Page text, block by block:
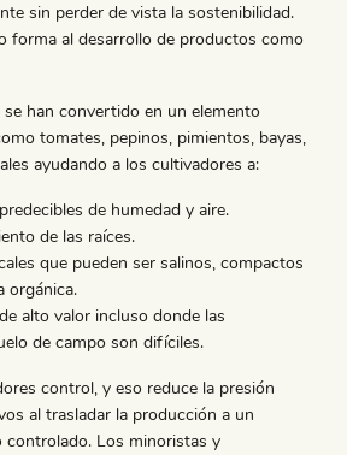
sin perder de vista la sostenibilidad.
forma al desarrollo de productos como
han convertido en un elemento
tomates, pepinos, pimientos, bayas,
ayudando a los cultivadores a:
de humedad y aire.
de las raíces.
que pueden ser salinos, compactos
orgánica.
alto valor incluso donde las
de campo son difíciles.
control, y eso reduce la presión
al trasladar la producción a un
controlado. Los minoristas y